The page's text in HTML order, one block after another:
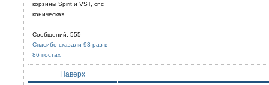
корзины Spirit и VST, cnc
коническая
Сообщений: 555
Спасибо сказали 93 раз в
86 постах
Наверх